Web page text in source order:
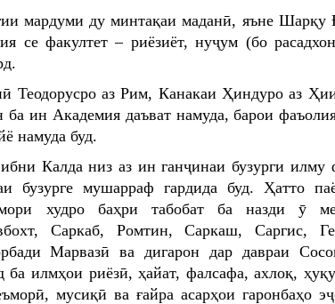
мардуми ду минтақаи маданӣ, яъне Шарқу
се факултет – риёзиёт, нуҷум (бо
аз Рим, Канакаи Ҳиндуро аз
ин Академия даъват намуда, барои
намуда буд.
Калда низ аз ин ганҷинаи бузурги илму
бузурге мушарраф гардида буд. Ҳатто
худро баҳри табобат ба назди ӯ
Саркаб, Ромтин, Саркаш, Саргис,
Марвазӣ ва дигарон дар давраи
илмҳои риёзӣ, ҳайат, фалсафа, ахлоқ,
мусиқӣ ва ғайра асарҳои гаронбаҳо